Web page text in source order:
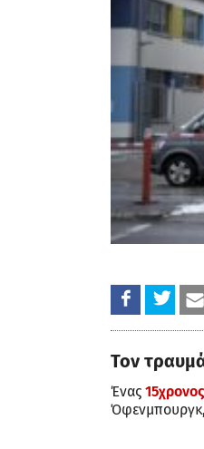
Τον
Ένας 15χρονος